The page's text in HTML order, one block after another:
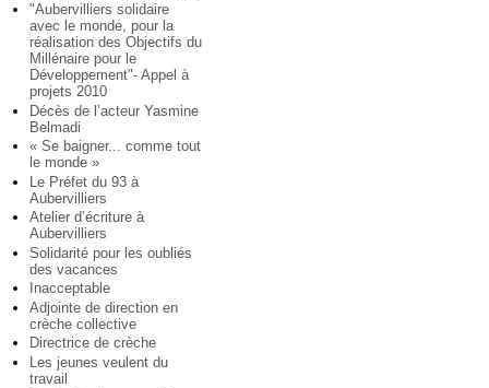
"Aubervilliers solidaire
avec le monde, pour la
réalisation des Objectifs du
Millénaire pour le
Développement"- Appel à
projets 2010
Décès de l’acteur Yasmine
Belmadi
« Se baigner... comme tout
le monde »
Le Préfet du 93 à
Aubervilliers
Atelier d’écriture à
Aubervilliers
Solidarité pour les oubliés
des vacances
Inacceptable
Adjointe de direction en
crèche collective
Directrice de crèche
Les jeunes veulent du
travail